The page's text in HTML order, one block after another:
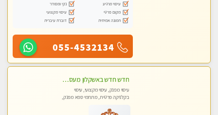
עיסוי מרגיע
נקי ומסודר
מקום פרטי
עיסוי מקצועי
תמונה אמיתית
דוברת עיברית
055-4532134
חדש חדש באשקלון מעסה מקצועית ומפנקת במיוחד פרטי !
עיסוי מפנק, עיסוי מקצועי, עיסוי
בקלניקה פרטית, מתחמי ספא מפנק,